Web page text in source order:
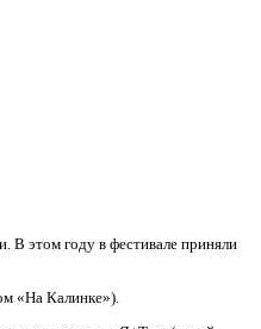
В этом году в фестивале приняли
«На Калинке»).